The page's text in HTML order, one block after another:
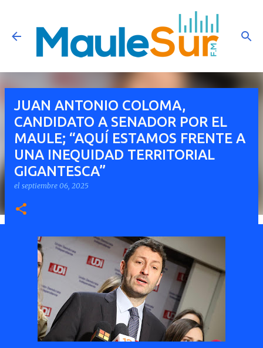
Ir al contenido principal
JUAN ANTONIO COLOMA,
CANDIDATO A SENADOR POR EL
MAULE; “AQUÍ ESTAMOS FRENTE A
UNA INEQUIDAD TERRITORIAL
GIGANTESCA”
el septiembre 06, 2025